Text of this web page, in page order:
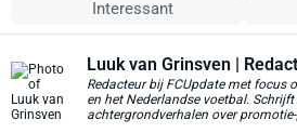
Interessant
Luuk van Grinsven |
Redacteur bij FCUpdate met focus
en het Nederlandse voetbal.
achtergrondverhalen over